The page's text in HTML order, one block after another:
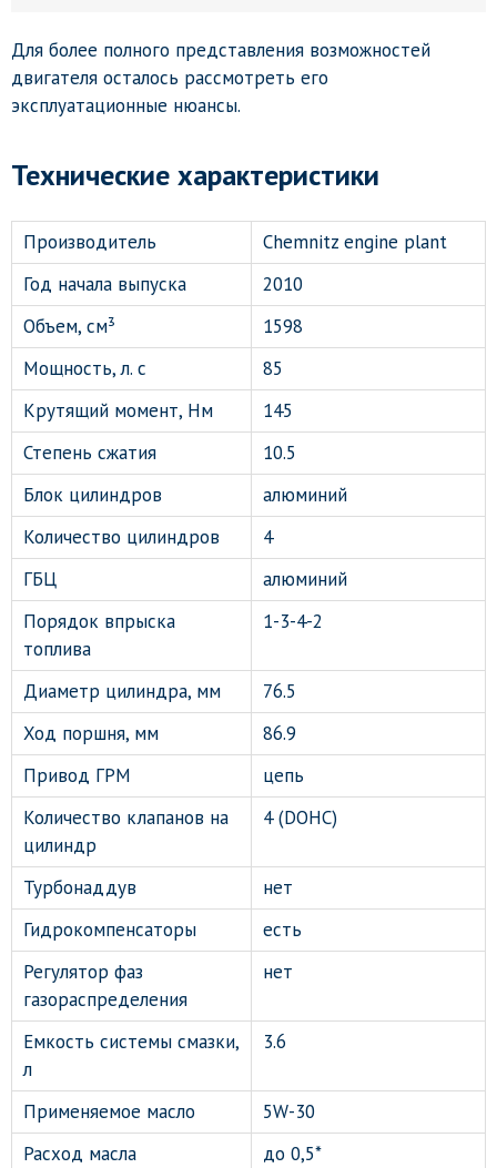
Для более полного представления возможностей
двигателя осталось рассмотреть его
эксплуатационные нюансы.
Технические характеристики
Производитель
Chemnitz engine plant
Год начала выпуска
2010
Объем, см³
1598
Мощность, л. с
85
Крутящий момент, Нм
145
Степень сжатия
10.5
Блок цилиндров
алюминий
Количество цилиндров
4
ГБЦ
алюминий
Порядок впрыска
топлива
1-3-4-2
Диаметр цилиндра, мм
76.5
Ход поршня, мм
86.9
Привод ГРМ
цепь
Количество клапанов на
цилиндр
4 (DOHC)
Турбонаддув
нет
Гидрокомпенсаторы
есть
Регулятор фаз
газораспределения
нет
Емкость системы смазки,
л
3.6
Применяемое масло
5W-30
Расход масла
до 0,5*